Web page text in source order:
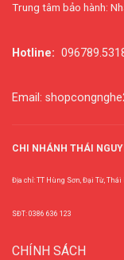
Trung tâm bảo hành:
Hotline:
Email:
CHI NHÁNH THÁI
Địa chỉ: TT Hùng Sơn, Đại Từ, Thái
SĐT: 0386 636 123
CHÍNH SÁCH